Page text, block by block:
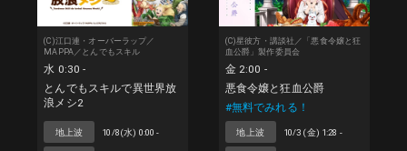
(C)江口連・オーバーラップ／
MAPPA／とんでもスキル
水 0:30 -
とんでもスキルで異世界放
浪メシ2
地上波 10/8(水) 0:00 -
(C)星彼方・講談社／「悪食令嬢と狂
血公爵」製作委員会
金 2:00 -
悪食令嬢と狂血公爵
#無料でみれる！
地上波 10/3 (金) 1:28 -